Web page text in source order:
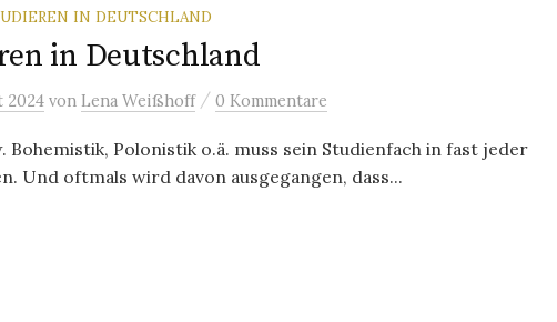
IN DEUTSCHLAND
in Deutschland
2024 von Lena Weißhoff / 0 Kommentare
Bohemistik, Polonistik o.ä. muss sein Studienfach in fast jeder
Und oftmals wird davon ausgegangen, dass...